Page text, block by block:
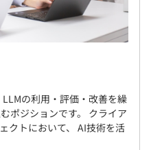
LLMの利用・評価・改善を繰
ポジションです。 クライア
クトにおいて、 AI技術を活